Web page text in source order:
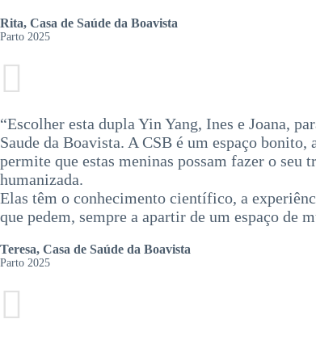
Rita, Casa de Saúde da Boavista
Parto 2025
“Escolher esta dupla Yin Yang, Ines e Joana,
Saude da Boavista. A CSB é um espaço
permite que estas meninas possam fazer o
humanizada.
Elas têm o conhecimento científico, a
que pedem, sempre a apartir de um espaço de
Teresa, Casa de Saúde da Boavista
Parto 2025